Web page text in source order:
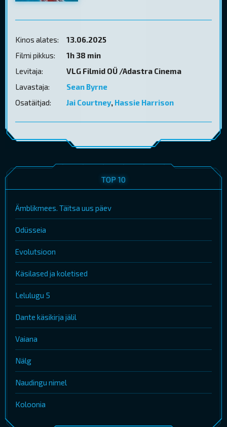
Kinos alates:
13.06.2025
Filmi pikkus:
1h 38 min
Levitaja:
VLG Filmid OÜ /Adastra Cinema
Lavastaja:
Sean Byrne
Osatäitjad:
Jai Courtney, Hassie Harrison
TOP 10
Ämblikmees. Täitsa uus päev
Odüsseia
Evolutsioon
Käsilased ja koletised
Lelulugu 5
Dante käsikirja jälil
Vaiana
Nälg
Naudingu nimel
Koloonia